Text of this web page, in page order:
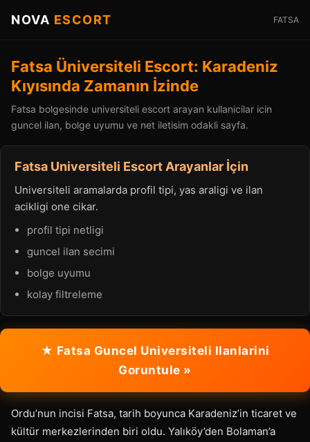
NOVA ESCORT FATSA
Fatsa Üniversiteli Escort: Karadeniz
Kıyısında Zamanın İzinde
Fatsa bolgesinde universiteli escort arayan kullanicilar icin
guncel ilan, bolge uyumu ve net iletisim odakli sayfa.
Fatsa Universiteli Escort Arayanlar İçin
Universiteli aramalarda profil tipi, yas araligi ve ilan
acikligi one cikar.
profil tipi netligi
guncel ilan secimi
bolge uyumu
kolay filtreleme
★ Fatsa Guncel Universiteli Ilanlarini
Goruntule »
Ordu’nun incisi Fatsa, tarih boyunca Karadeniz’in ticaret ve
kültür merkezlerinden biri oldu. Yalıköy’den Bolaman’a